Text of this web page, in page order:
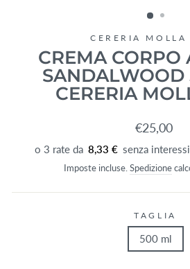
CERERIA MOLLA
CREMA CORPO
CERERIA
Prezzo
listino
€25,00
8,33 €
Imposte incluse. Spedizione
TAGLIA
500 ml